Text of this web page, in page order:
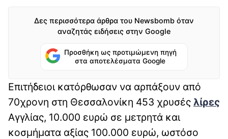
Δες περισσότερα άρθρα του Newsbomb όταν
αναζητάς ειδήσεις στην Google
Προσθήκη ως προτιμώμενη πηγή
στα αποτελέσματα Google
Επιτήδειοι κατόρθωσαν να αρπάξουν από
70χρονη στη Θεσσαλονίκη 453 χρυσές λίρες
Αγγλίας, 10.000 ευρώ σε μετρητά και
κοσμήματα αξίας 100.000 ευρώ, ωστόσο